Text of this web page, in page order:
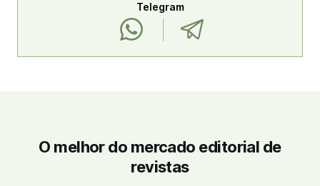
Telegram
O melhor do mercado editorial de
revistas